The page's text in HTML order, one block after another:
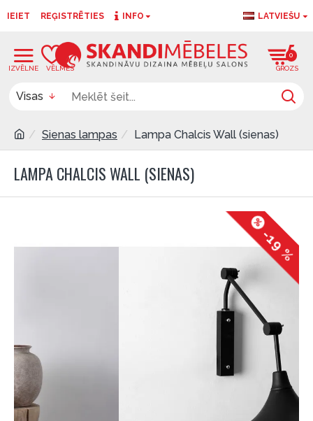
IEIET REĢISTRĒTIES INFO LATVIEŠU
0
Visas
Sienas lampas Lampa Chalcis Wall (sienas)
LAMPA CHALCIS WALL (SIENAS)
-19 %